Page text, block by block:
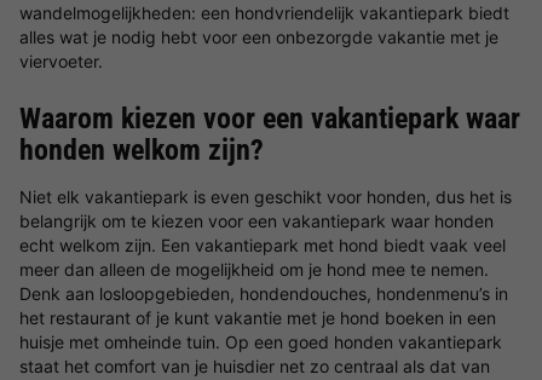
wandelmogelijkheden: een hondvriendelijk vakantiepark biedt
alles wat je nodig hebt voor een onbezorgde vakantie met je
viervoeter.
Waarom kiezen voor een vakantiepark waar
honden welkom zijn?
Niet elk vakantiepark is even geschikt voor honden, dus het is
belangrijk om te kiezen voor een vakantiepark waar honden
echt welkom zijn. Een vakantiepark met hond biedt vaak veel
meer dan alleen de mogelijkheid om je hond mee te nemen.
Denk aan losloopgebieden, hondendouches, hondenmenu’s in
het restaurant of je kunt vakantie met je hond boeken in een
huisje met omheinde tuin. Op een goed honden vakantiepark
staat het comfort van je huisdier net zo centraal als dat van